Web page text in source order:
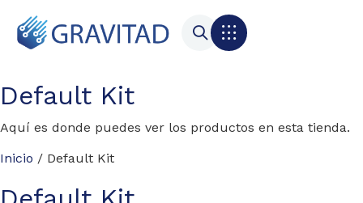
Default Kit
Aquí es donde puedes ver los productos en esta tienda.
Inicio / Default Kit